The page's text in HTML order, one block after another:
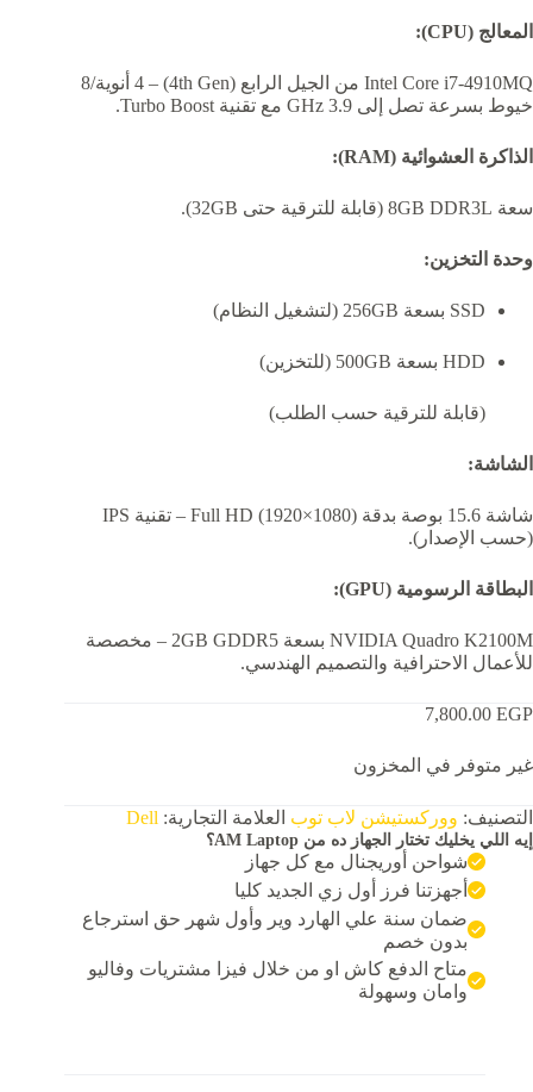
المعالج (CPU):
Intel Core i7-4910MQ من الجيل الرابع (4th Gen) – 4 أنوية/8
خيوط بسرعة تصل إلى 3.9 GHz مع تقنية Turbo Boost.
الذاكرة العشوائية (RAM):
سعة 8GB DDR3L (قابلة للترقية حتى 32GB).
وحدة التخزين:
SSD بسعة 256GB (لتشغيل النظام)
HDD بسعة 500GB (للتخزين)
(قابلة للترقية حسب الطلب)
الشاشة:
شاشة 15.6 بوصة بدقة Full HD (1920×1080) – تقنية IPS
(حسب الإصدار).
البطاقة الرسومية (GPU):
NVIDIA Quadro K2100M بسعة 2GB GDDR5 – مخصصة
للأعمال الاحترافية والتصميم الهندسي.
7,800.00 EGP
غير متوفر في المخزون
التصنيف: ووركستيشن لاب توب العلامة التجارية: Dell
إيه اللي يخليك تختار الجهاز ده من AM Laptop؟
شواحن أوريجنال مع كل جهاز
أجهزتنا فرز أول زي الجديد كليا
ضمان سنة علي الهارد وير وأول شهر حق استرجاع
بدون خصم
متاح الدفع كاش او من خلال فيزا مشتريات وفاليو
وامان وسهولة